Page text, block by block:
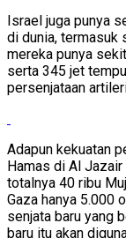
Israel juga punya
di dunia, termasuk
mereka punya
serta 345 jet
persenjataan
Adapun kekuatan
Hamas di Al
totalnya 40 ribu
Gaza hanya 5.000
senjata baru yang
baru itu akan